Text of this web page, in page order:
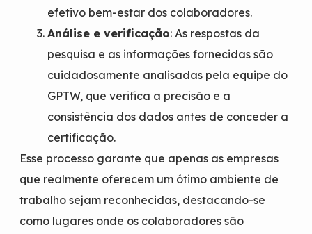
efetivo bem-estar dos colaboradores.
Análise e verificação: As respostas da
pesquisa e as informações fornecidas são
cuidadosamente analisadas pela equipe do
GPTW, que verifica a precisão e a
consistência dos dados antes de conceder a
certificação.
Esse processo garante que apenas as empresas
que realmente oferecem um ótimo ambiente de
trabalho sejam reconhecidas, destacando-se
como lugares onde os colaboradores são